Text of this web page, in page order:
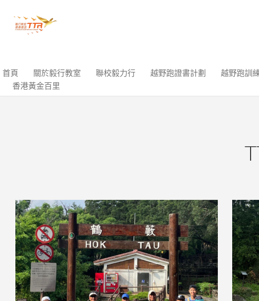
首頁 關於毅行教室 聯校毅力行 越野跑證書計劃 越野跑訓
香港黃金百里